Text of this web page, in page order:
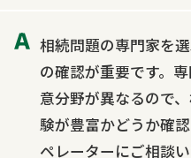
相続問題の専門家を
の確認が重要です。
意分野が異なるので
験が豊富かどうか確
ペレーターにご相談